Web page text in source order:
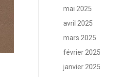
mai 2025
avril 2025
mars 2025
février 2025
janvier 2025